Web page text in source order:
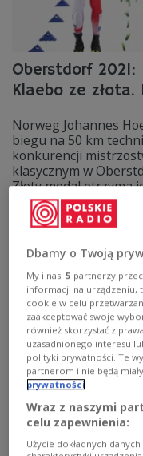
Oberstdorf
Klaebo ze
Norweg Johannes
biegu na 50 km
konkurencji
klasycznym w
Złoty medal otrzyma
mecie był drugi.
Zobacz więcej na temat:
Oberstdorf
Dbamy o Twoją
My i nasi5 partnerzy
informacji na urządzeniu,
cookie w celu
zaakceptować swoje
również skorzystać z
uzasadnionego interesu
polityki prywatności. Te
partnerom i nie będą
prywatności
Wraz z naszymi
celu zapewnienia:
Użycie dokładnych